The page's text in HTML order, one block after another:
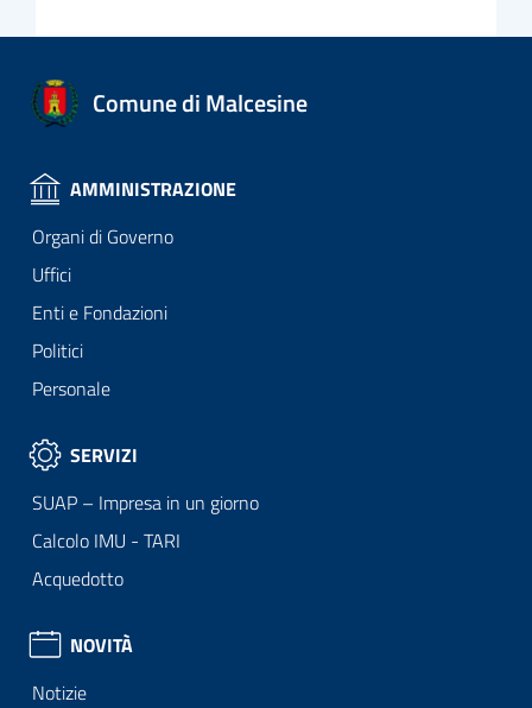
Comune di Malcesine
AMMINISTRAZIONE
Organi di Governo
Uffici
Enti e Fondazioni
Politici
Personale
SERVIZI
SUAP – Impresa in un giorno
Calcolo IMU - TARI
Acquedotto
NOVITÀ
Notizie